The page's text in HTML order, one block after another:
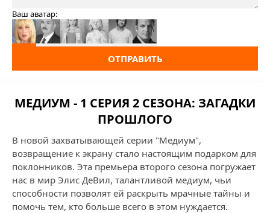
Ваш аватар:
ОТПРАВИТЬ
МЕДИУМ - 1 СЕРИЯ 2 СЕЗОНА: ЗАГАДКИ
ПРОШЛОГО
В новой захватывающей серии "Медиум",
возвращение к экрану стало настоящим подарком для
поклонников. Эта премьера второго сезона погружает
нас в мир Элис ДеВил, талантливой медиум, чьи
способности позволят ей раскрыть мрачные тайны и
помочь тем, кто больше всего в этом нуждается.